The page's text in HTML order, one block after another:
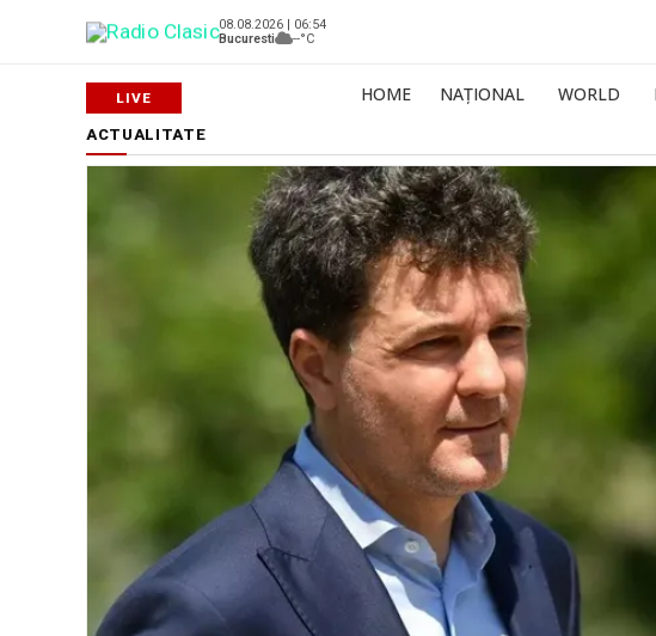
08.08.2026 | 06:54
Bucuresti
--°C
HOME NAȚIONAL WORLD
ACTUALITATE